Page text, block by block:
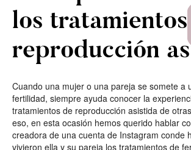
los
reproducción
Cuando una mujer o una pareja se somete a
fertilidad, siempre ayuda conocer la
tratamientos de reproducción asistida de
eso, en esta ocasión hemos querido hablar
creadora de una cuenta de Instagram conde
vivieron ella y su pareja los tratamientos de